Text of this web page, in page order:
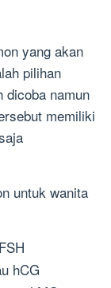
yang akan
pilihan
dicoba namun
memiliki
untuk wanita
hCG